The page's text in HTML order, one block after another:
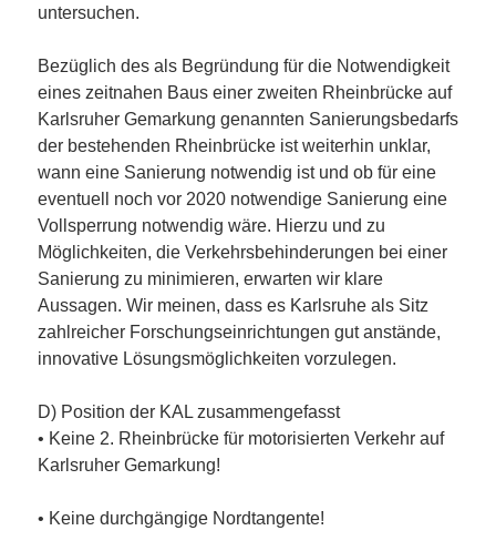
untersuchen.
Bezüglich des als Begründung für die Notwendigkeit
eines zeitnahen Baus einer zweiten Rheinbrücke auf
Karlsruher Gemarkung genannten Sanierungsbedarfs
der bestehenden Rheinbrücke ist weiterhin unklar,
wann eine Sanierung notwendig ist und ob für eine
eventuell noch vor 2020 notwendige Sanierung eine
Vollsperrung notwendig wäre. Hierzu und zu
Möglichkeiten, die Verkehrsbehinderungen bei einer
Sanierung zu minimieren, erwarten wir klare
Aussagen. Wir meinen, dass es Karlsruhe als Sitz
zahlreicher Forschungseinrichtungen gut anstände,
innovative Lösungsmöglichkeiten vorzulegen.
D) Position der KAL zusammengefasst
• Keine 2. Rheinbrücke für motorisierten Verkehr auf
Karlsruher Gemarkung!
• Keine durchgängige Nordtangente!